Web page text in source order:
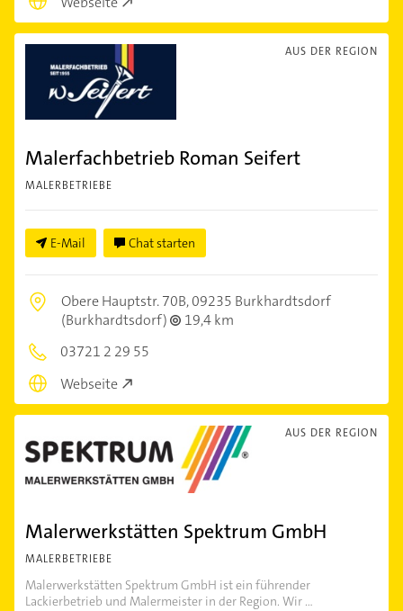
AUS DER REGION
Malerfachbetrieb Roman Seifert
MALERBETRIEBE
E-Mail Chat starten
Obere Hauptstr. 70B,09235 Burkhardtsdorf
(Burkhardtsdorf)
19,4 km
03721 2 29 55
Webseite
AUS DER REGION
Malerwerkstätten Spektrum GmbH
MALERBETRIEBE
Malerwerkstätten Spektrum GmbH ist ein führender
Lackierbetrieb und Malermeister in der Region. Wir ...